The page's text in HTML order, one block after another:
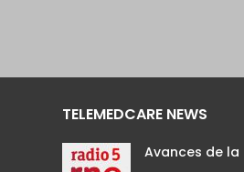
TELEMEDCARE NEWS
Avances de